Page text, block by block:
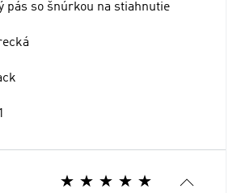
pás so šnúrkou na stiahnutie